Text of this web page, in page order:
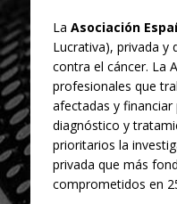
La Asociación
Lucrativa), privada y
contra el cáncer. La
profesionales que
afectadas y
diagnóstico y
prioritarios la
privada que más
comprometidos en